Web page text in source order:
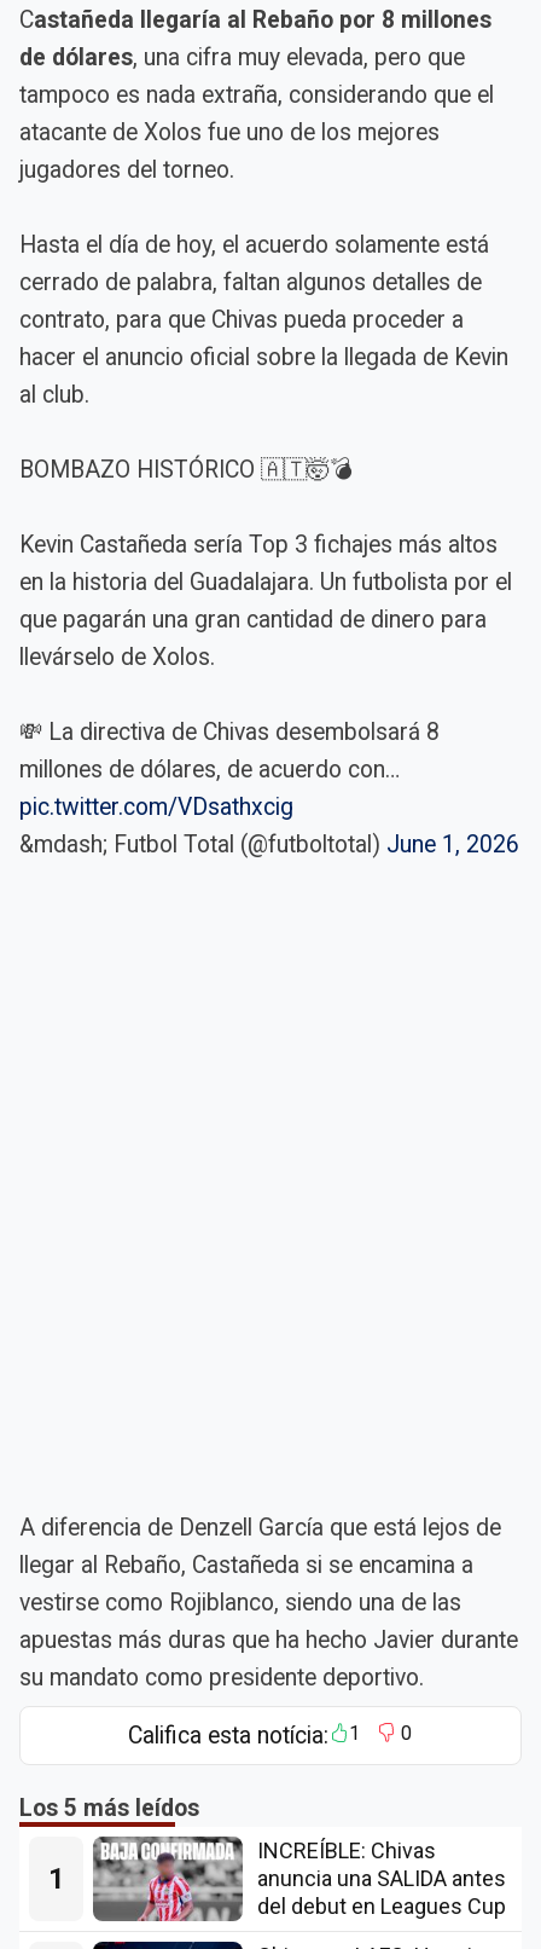
Castañeda llegaría al Rebaño por 8 millones
de dólares, una cifra muy elevada, pero que
tampoco es nada extraña, considerando que el
atacante de Xolos fue uno de los mejores
jugadores del torneo.
Hasta el día de hoy, el acuerdo solamente está
cerrado de palabra, faltan algunos detalles de
contrato, para que Chivas pueda proceder a
hacer el anuncio oficial sobre la llegada de Kevin
al club.
BOMBAZO HISTÓRICO 🇦🇹🤯💣
Kevin Castañeda sería Top 3 fichajes más altos
en la historia del Guadalajara. Un futbolista por el
que pagarán una gran cantidad de dinero para
llevárselo de Xolos.
💸 La directiva de Chivas desembolsará 8
millones de dólares, de acuerdo con…
pic.twitter.com/VDsathxcig
&mdash; Futbol Total (@futboltotal) June 1, 2026
A diferencia de Denzell García que está lejos de
llegar al Rebaño, Castañeda si se encamina a
vestirse como Rojiblanco, siendo una de las
apuestas más duras que ha hecho Javier durante
su mandato como presidente deportivo.
Califica esta notícia: 1 0
Los 5 más leídos
1
INCREÍBLE: Chivas
anuncia una SALIDA antes
del debut en Leagues Cup